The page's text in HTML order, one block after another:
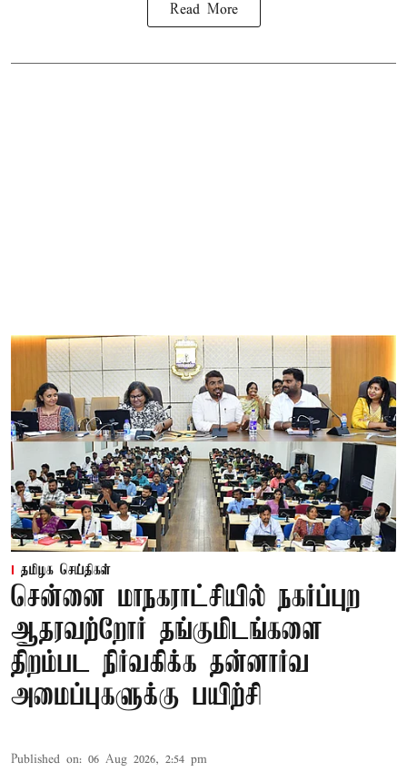
Read More
தமிழக செய்திகள்
சென்னை மாநகராட்சியில் நகர்ப்புற
ஆதரவற்றோர் தங்குமிடங்களை
திறம்பட நிர்வகிக்க தன்னார்வ
அமைப்புகளுக்கு பயிற்சி
Published on: 06 Aug 2026, 2:54 pm